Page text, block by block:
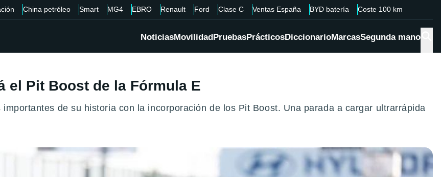
China petróleo Smart MG4 EBRO Renault Ford Clase C Ventas España BYD batería Coste 100 km
NoticiasMovilidadPruebasPrácticosDiccionarioMarcasSegunda mano
el Pit Boost de la Fórmula E
de su historia con la incorporación de los Pit Boost. Una parada a cargar ultrarrápida